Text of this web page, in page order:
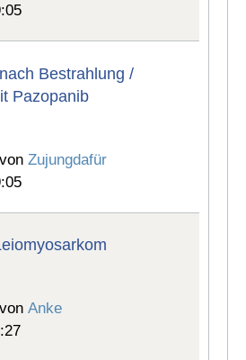
Bestrahlung /
Pazopanib
von Zujungdafür
vonAnke